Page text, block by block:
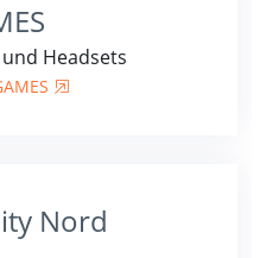
Headsets
Nord